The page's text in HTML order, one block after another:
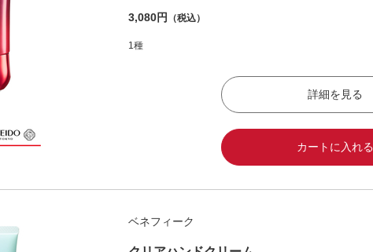
3,080円 （税込）
1種
詳細を見る
カートに入れる
ベネフィーク